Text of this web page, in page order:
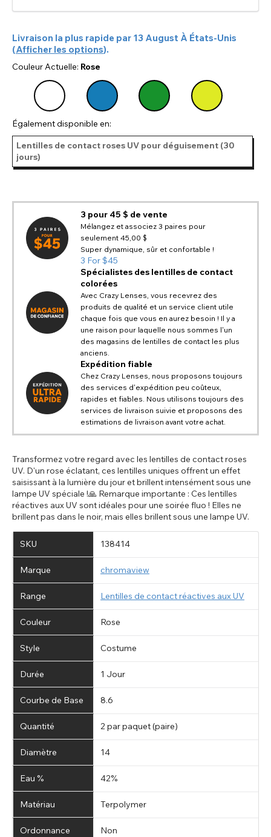
Livraison la plus rapide par 13 August À États-Unis
(Afficher les options).
Couleur Actuelle: Rose
Également disponible en:
Lentilles de contact roses UV pour déguisement (30
jours)
3 pour 45 $ de vente
Mélangez et associez 3 paires pour
seulement 45,00 $
Super dynamique, sûr et confortable !
3 For $45
Spécialistes des lentilles de contact
colorées
Avec Crazy Lenses, vous recevrez des
produits de qualité et un service client utile
chaque fois que vous en aurez besoin ! Il y a
une raison pour laquelle nous sommes l'un
des magasins de lentilles de contact les plus
anciens.
Expédition fiable
Chez Crazy Lenses, nous proposons toujours
des services d'expédition peu coûteux,
rapides et fiables. Nous utilisons toujours des
services de livraison suivie et proposons des
estimations de livraison avant votre achat.
Transformez votre regard avec les lentilles de contact roses
UV. D'un rose éclatant, ces lentilles uniques offrent un effet
saisissant à la lumière du jour et brillent intensément sous une
lampe UV spéciale !🙏 Remarque importante : Ces lentilles
réactives aux UV sont idéales pour une soirée fluo ! Elles ne
brillent pas dans le noir, mais elles brillent sous une lampe UV.
SKU 138414
Marque chromaview
Range Lentilles de contact réactives aux UV
Couleur Rose
Style Costume
Durée 1 Jour
Courbe de Base 8.6
Quantité 2 par paquet (paire)
Diamètre 14
Eau % 42%
Matériau Terpolymer
Ordonnance Non